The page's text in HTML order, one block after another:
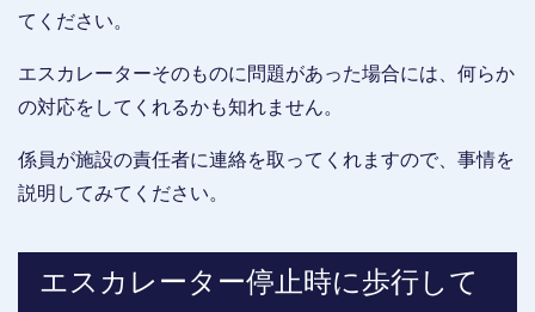
てください。
エスカレーターそのものに問題があった場合には、何らか
の対応をしてくれるかも知れません。
係員が施設の責任者に連絡を取ってくれますので、事情を
説明してみてください。
エスカレーター停止時に歩行して